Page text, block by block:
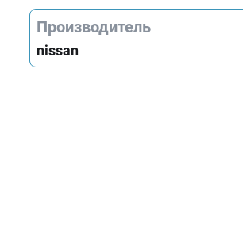
Производитель
nissan